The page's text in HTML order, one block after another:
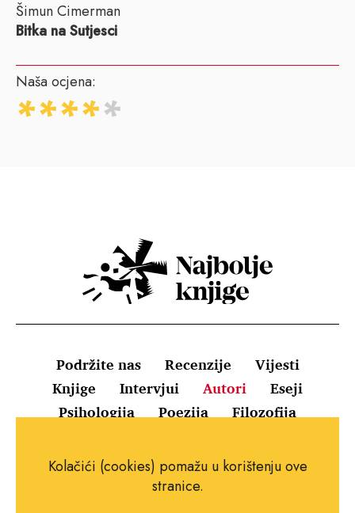
Šimun Cimerman
Bitka na Sutjesci
Naša ocjena:
Podržite nas Recenzije
Vijesti
Knjige
Intervjui Autori
Eseji
Psihologija
Poezija Filozofija
Uvjeti korištenja
Pravila o kolačićima
Impressum
Kolačići (cookies) pomažu u korištenju ove
stranice.